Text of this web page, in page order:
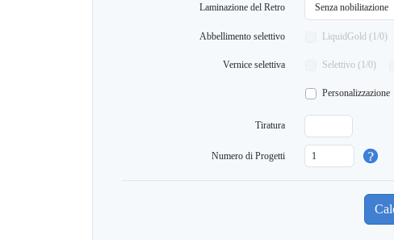
Laminazione del Retro
Abbellimento selettivo LiquidGold (1/0)
Vernice selettiva Selettivo (1/0)
Personalizzazione
Tiratura
Numero di Progetti